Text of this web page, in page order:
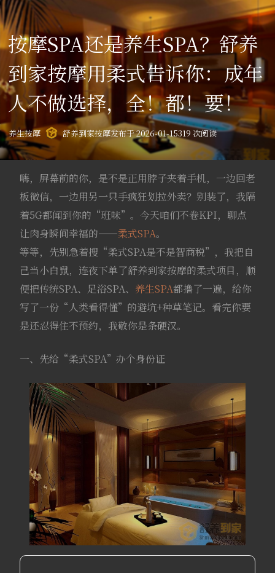
按摩SPA还是养生SPA？舒养
到家按摩用柔式告诉你：成年
人不做选择，全！都！要！
养生按摩 舒养到家按摩发布于 2026-01-15319 次阅读
嗨，屏幕前的你，是不是正用脖子夹着手机，一边回老
板微信，一边用另一只手疯狂划拉外卖？别装了，我隔
着5G都闻到你的“班味”。今天咱们不卷KPI，聊点
让肉身瞬间幸福的——柔式SPA。
等等，先别急着搜“柔式SPA是不是智商税”，我把自
己当小白鼠，连夜下单了舒养到家按摩的柔式项目，顺
便把传统SPA、足浴SPA、 养生SPA都撸了一遍，给你
写了一份“人类看得懂”的避坑+种草笔记。看完你要
是还忍得住不预约，我敬你是条硬汉。
一、先给“柔式SPA”办个身份证